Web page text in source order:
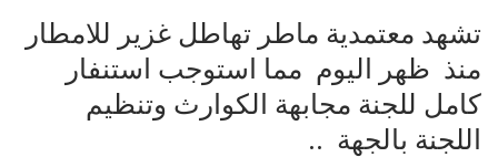
تشهد معتمدية ماطر تهاطل غزير للامطار
منذ ظهر اليوم مما استوجب استنفار
كامل للجنة مجابهة الكوارث وتنظيم
اللجنة بالجهة ..